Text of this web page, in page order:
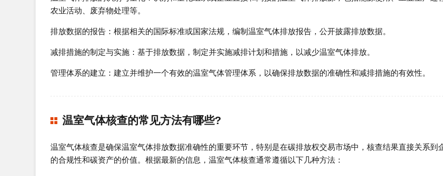
农业活动、废弃物处理等。
排放数据的报告：根据相关的国际标准或国家法规，编制温室气体排放报告，公开披露排放数据。
减排措施的制定与实施：基于排放数据，制定并实施减排计划和措施，以减少温室气体排放。
管理体系的建立：建立并维护一个有效的温室气体管理体系，以确保排放数据的准确性和减排措施的有效性。
温室气体核查的常见方法有哪些?
温室气体核查是确保温室气体排放数据准确性的重要环节，特别是在碳排放权交易市场中，核查结果直接关系到
的合规性和碳资产的价值。根据最新的信息，温室气体核查通常遵循以下几种方法：